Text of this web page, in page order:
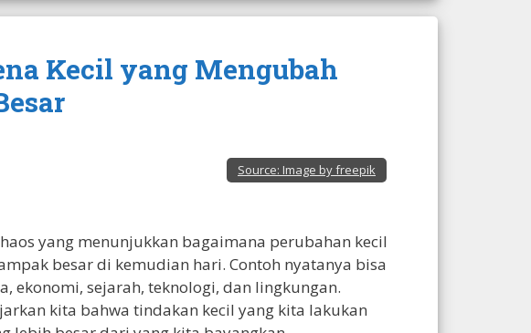
Kecil yang Mengubah
Source: Image by freepik
yang menunjukkan bagaimana perubahan kecil
besar di kemudian hari. Contoh nyatanya bisa
ekonomi, sejarah, teknologi, dan lingkungan.
kita bahwa tindakan kecil yang kita lakukan